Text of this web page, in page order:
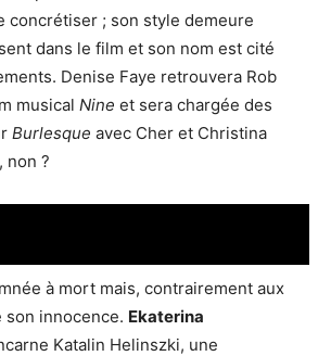
concrétiser ; son style demeure
dans le film et son nom est cité
Denise Faye retrouvera Rob
musical Nine et sera chargée des
Burlesque avec Cher et Christina
non ?
à mort mais, contrairement aux
son innocence. Ekaterina
Katalin Helinszki, une